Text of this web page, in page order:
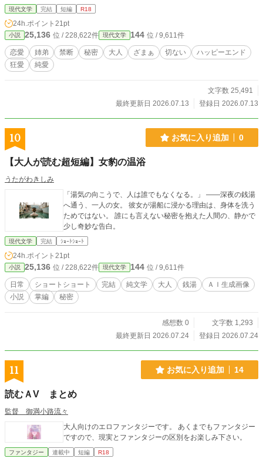
現代文学 完結 短編 R18
24h.ポイント 21pt
小説 25,136 位 / 228,622件 現代文学 144 位 / 9,611件
恋愛 姉弟 禁断 秘密 大人 ざまぁ 切ない
ハッピーエンド
狂愛
純愛
文字数 25,491
最終更新日 2026.07.13
登録日 2026.07.13
10 お気に入り追加 0
【大人が読む超短編】女豹の温浴
うたがわきしみ
「湯気の向こうで、人は誰でもなくなる。」 ――深夜の銭湯
へ通う、一人の女。 彼女が湯船に浸かる理由は、身体を洗う
ためではない。 誰にも言えない秘密を抱えた人間の、静かで
少し奇妙な告白。
現代文学 完結 ｼｮｰﾄｼｮｰﾄ
24h.ポイント 21pt
小説 25,136 位 / 228,622件 現代文学 144 位 / 9,611件
日常 ショートショート 完結 純文学 大人 銭湯
ＡＩ生成画像
小説
掌編 秘密
感想数 0
文字数 1,293
最終更新日 2026.07.24
登録日 2026.07.24
11 お気に入り追加 14
読むＡV まとめ
監督 御満小路流々
大人向けのエロファンタジーです。 あくまでもファンタジー
ですので、現実とファンタジーの区別をお楽しみ下さい。
ファンタジー 連載中 短編 R18